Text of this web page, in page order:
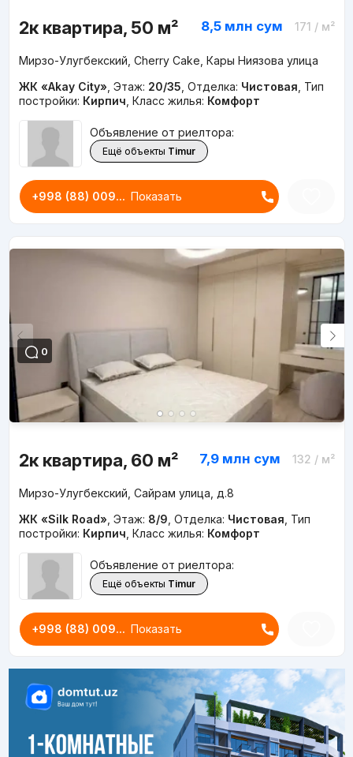
2к квартира, 50 м² 8,5 млн сум 171 / м²
Мирзо-Улугбекский, Cherry Cake, Кары Ниязова улица
ЖК «Akay City» Этаж: 20/35 Отделка: Чистовая Тип
постройки: Кирпич Класс жилья: Комфорт
Объявление от риелтора:
Ещё объекты Timur
+998 (88) 009... Показать
0
2к квартира, 60 м² 7,9 млн сум 132 / м²
Мирзо-Улугбекский, Сайрам улица, д.8
ЖК «Silk Road» Этаж: 8/9 Отделка: Чистовая Тип
постройки: Кирпич Класс жилья: Комфорт
Объявление от риелтора:
Ещё объекты Timur
+998 (88) 009... Показать